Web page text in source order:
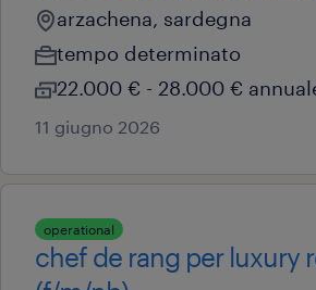
arzachena, sardegna
tempo determinato
22.000 € - 28.000 €
11 giugno 2026
operational
chef de rang per luxury